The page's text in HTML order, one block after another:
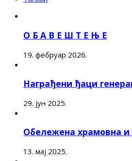
О Б А В Е Ш Т Е Њ Е
19. фебруар 2026.
Награђени ђаци
29. јун 2025.
Обележена храмовна и
13. мај 2025.